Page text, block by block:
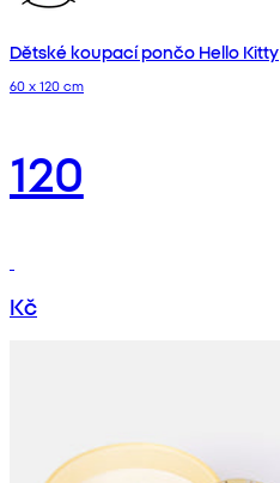
Dětské koupací pončo Hello Kitty
60 x 120 cm
120
Kč